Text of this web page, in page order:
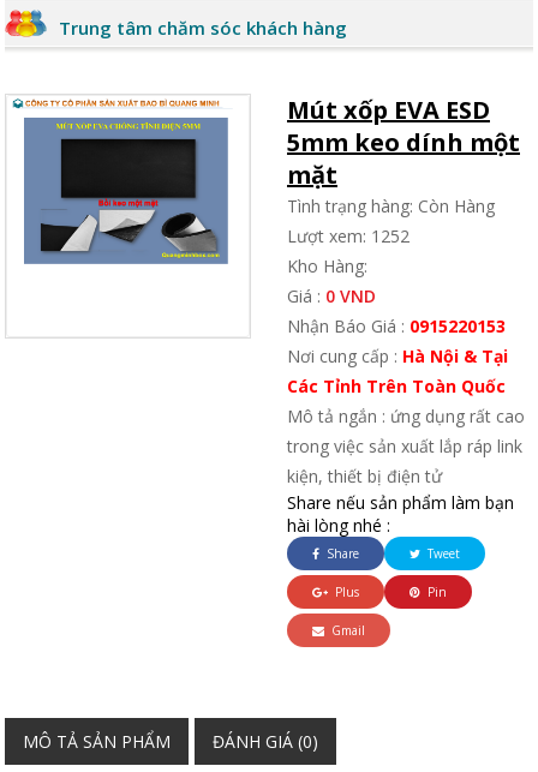
Trung tâm chăm sóc khách hàng
Mút xốp EVA ESD
5mm keo dính một
mặt
Tình trạng hàng: Còn Hàng
Lượt xem: 1252
Kho Hàng:
Giá : 0 VND
Nhận Báo Giá : 0915220153
Nơi cung cấp : Hà Nội & Tại
Các Tỉnh Trên Toàn Quốc
Mô tả ngắn : ứng dụng rất cao
trong việc sản xuất lắp ráp link
kiện, thiết bị điện tử
Share nếu sản phẩm làm bạn
hài lòng nhé :
Share Tweet
Plus Pin
Gmail
MÔ TẢ SẢN PHẨM ĐÁNH GIÁ (0)